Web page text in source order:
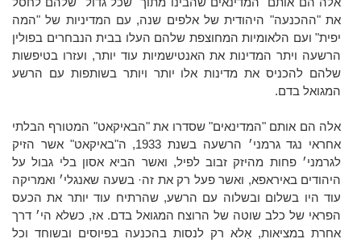
את "ההכנעה" היהודית של אלפים שנה, עם המדיניות של "המה
יפית" ועם הלאומיות המחוצפת שלהם העלו בבית הנבחרים בפולין
הרשעה ויתר המדינות את האנטישמיות עוד יותר, ועזרו בטיפשות
שלהם להכניס את מדינות אלו יותר ויותר בשותפות עם הרשע
המגואל בדם.
אלה הם אותם "המדינאים" שסדרו את "הבאיקאט" המטורף הבלתי
אחראי נגד גרמני׳ הרשעה בשנת 1933, ה"באיקאט" אשר הזיק
לגרמני׳ פחות מהיזק זבוב לפיל, ואשר הביא אסון בלי גבול על
היהודים באיראפא, ואשר פעל רק את זה· בשעה שאנגלי׳ ואמריקה
עוד היו בשלום ובשלוה עם הרשע, שהרתיח עוד יותר את הכעס
הפראי של כלב שוטה של הרוצח המגואל בדם. אז, כשלא הי׳ דרך
אחרת במציאות, אִלא רק לנסות בהכנעה בפיוסים ובשוחד וכל